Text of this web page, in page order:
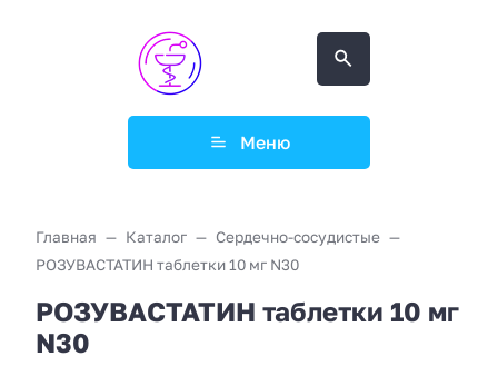
Меню
Главная Каталог
Сердечно-сосудистые
РОЗУВАСТАТИН таблетки 10 мг N30
РОЗУВАСТАТИН таблетки 10 мг
N30